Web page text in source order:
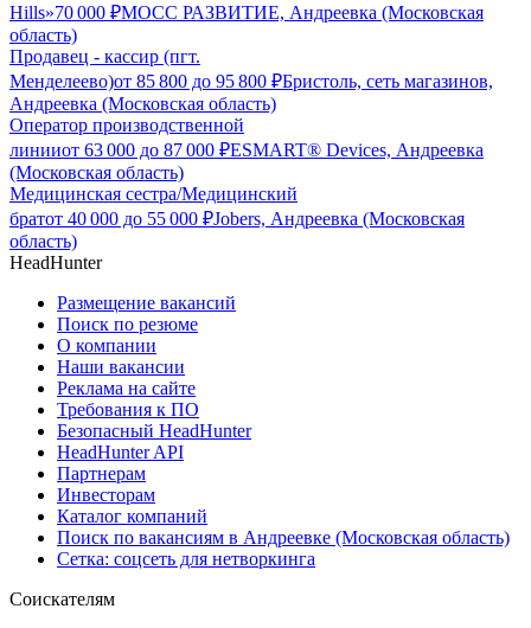
Hills»70 000 ₽МОСС РАЗВИТИЕ, Андреевка (Московская
область)
Продавец - кассир (пгт.
Менделеево)от 85 800 до 95 800 ₽Бристоль, сеть магазинов,
Андреевка (Московская область)
Оператор производственной
линииот 63 000 до 87 000 ₽ESMART® Devices, Андреевка
(Московская область)
Медицинская сестра/Медицинский
братот 40 000 до 55 000 ₽Jobers, Андреевка (Московская
область)
HeadHunter
Размещение вакансий
Поиск по резюме
О компании
Наши вакансии
Реклама на сайте
Требования к ПО
Безопасный HeadHunter
HeadHunter API
Партнерам
Инвесторам
Каталог компаний
Поиск по вакансиям в Андреевке (Московская область)
Сетка: соцсеть для нетворкинга
Соискателям